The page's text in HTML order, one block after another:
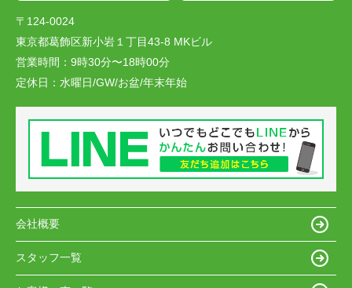
〒124-0024
東京都葛飾区新小岩１丁目43-8 MKビル
営業時間： 9時30分〜18時00分
定休日： 水曜日/GW/お盆/年末年始
会社概要
スタッフ一覧